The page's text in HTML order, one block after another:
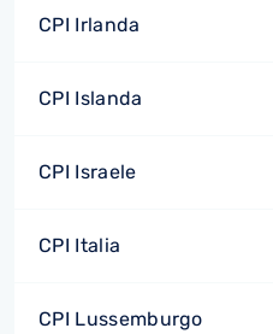
CPI Irlanda
CPI Islanda
CPI Israele
CPI Italia
CPI Lussemburgo